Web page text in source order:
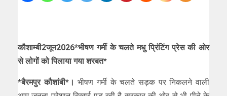
कौशाम्बी2जून2026*भीषण गर्मी के चलते मधु प्रिंटिंग प्रेस की ओर
से लोगों को पिलाया गया शरबत*
*बैरमपुर कौशांबी*। भीषण गर्मी के चलते सड़क पर निकलने वाली